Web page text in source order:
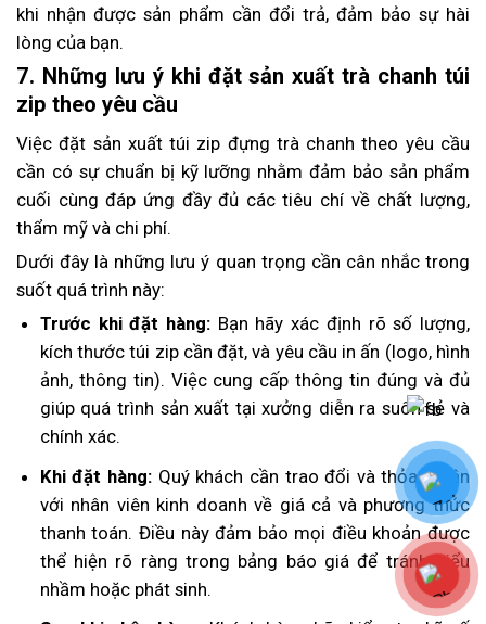
khi nhận được sản phẩm cần đổi trả, đảm bảo sự hài
lòng của bạn.
7. Những lưu ý khi đặt sản xuất trà chanh túi
zip theo yêu cầu
Việc đặt sản xuất túi zip đựng trà chanh theo yêu cầu
cần có sự chuẩn bị kỹ lưỡng nhằm đảm bảo sản phẩm
cuối cùng đáp ứng đầy đủ các tiêu chí về chất lượng,
thẩm mỹ và chi phí.
Dưới đây là những lưu ý quan trọng cần cân nhắc trong
suốt quá trình này:
Trước khi đặt hàng:Bạn hãy xác định rõ số lượng,
kích thước túi zip cần đặt, và yêu cầu in ấn (logo, hình
ảnh, thông tin). Việc cung cấp thông tin đúng và đủ
giúp quá trình sản xuất tại xưởng diễn ra suôn sẻ và
chính xác.
Khi đặt hàng: Quý khách cần trao đổi và thỏa thuận
với nhân viên kinh doanh về giá cả và phương thức
thanh toán. Điều này đảm bảo mọi điều khoản được
thể hiện rõ ràng trong bảng báo giá để tránh hiểu
nhầm hoặc phát sinh.